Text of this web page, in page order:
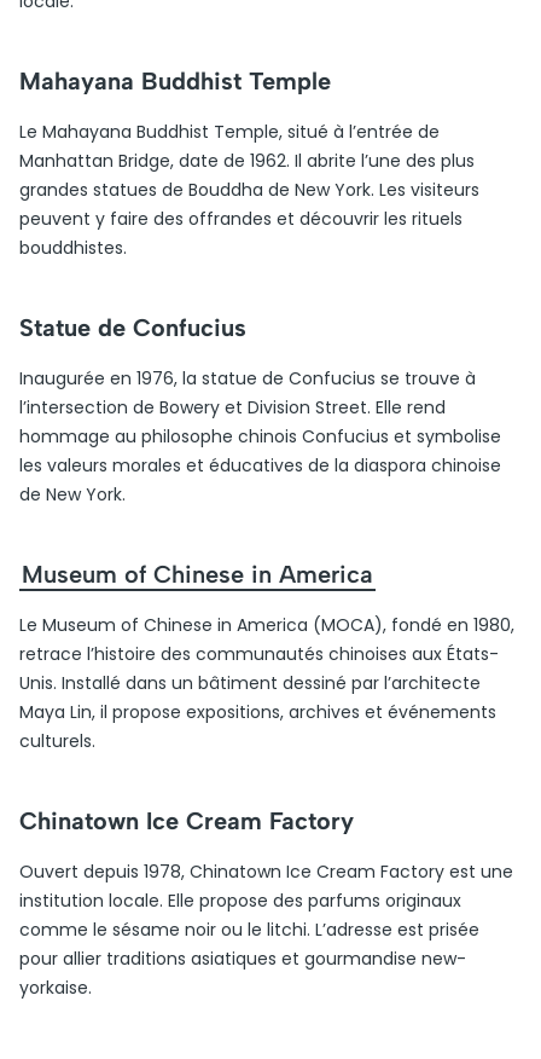
Mahayana Buddhist Temple
Le Mahayana Buddhist Temple, situé à l’entrée de
Manhattan Bridge, date de 1962. Il abrite l’une des plus
grandes statues de Bouddha de New York. Les visiteurs
peuvent y faire des offrandes et découvrir les rituels
bouddhistes.
Statue de Confucius
Inaugurée en 1976, la statue de Confucius se trouve à
l’intersection de Bowery et Division Street. Elle rend
hommage au philosophe chinois Confucius et symbolise
les valeurs morales et éducatives de la diaspora chinoise
de New York.
Museum of Chinese in America
Le Museum of Chinese in America (MOCA), fondé en 1980,
retrace l’histoire des communautés chinoises aux États-
Unis. Installé dans un bâtiment dessiné par l’architecte
Maya Lin, il propose expositions, archives et événements
culturels.
Chinatown Ice Cream Factory
Ouvert depuis 1978, Chinatown Ice Cream Factory est une
institution locale. Elle propose des parfums originaux
comme le sésame noir ou le litchi. L’adresse est prisée
pour allier traditions asiatiques et gourmandise new-
yorkaise.